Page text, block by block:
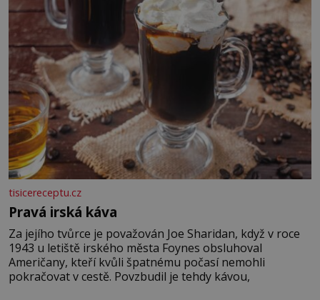
tisicereceptu.cz
Pravá irská káva
Za jejího tvůrce je považován Joe Sharidan, když v roce
1943 u letiště irského města Foynes obsluhoval
Američany, kteří kvůli špatnému počasí nemohli
pokračovat v cestě. Povzbudil je tehdy kávou,